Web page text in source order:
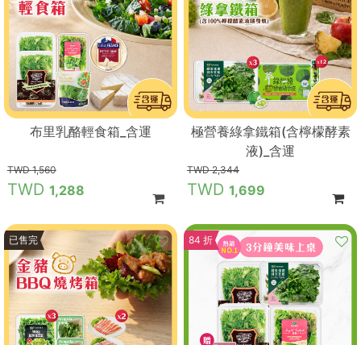
布里乳酪輕食箱_含運
1,560
1,288
極營養綠拿鐵箱(含檸檬酵素
液)_含運
2,344
1,699
9 折
已售完 84 折